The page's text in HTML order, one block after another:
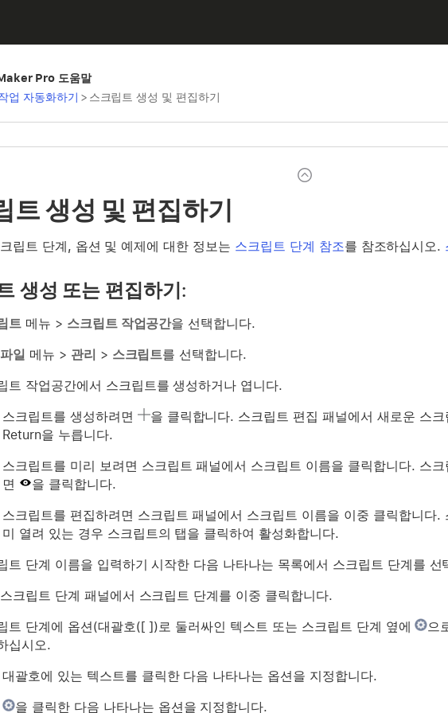
Pro 도움말
업 자동화하기 > 스크립트 생성 및 편집하기
트 생성 및 편집하기
립트 단계, 옵션 및 예제에 대한 정보는 스크립트 단계 참조를 참조하십시오.
생성 또는 편집하기:
트메뉴 > 스크립트 작업공간을 선택합니다.
파일 메뉴 > 관리 > 스크립트를 선택합니다.
트 작업공간에서 스크립트를 생성하거나 엽니다.
스크립트를 생성하려면
을 클릭합니다. 스크립트 편집 패널에서 새로운 스
Return을 누릅니다.
스크립트를 미리 보려면 스크립트 패널에서 스크립트 이름을 클릭합니다. 스
면
을 클릭합니다.
스크립트를 편집하려면 스크립트 패널에서 스크립트 이름을 이중 클릭합니다.
미 열려 있는 경우 스크립트의 탭을 클릭하여 활성화합니다.
트 단계 이름을 입력하기 시작한 다음 나타나는 목록에서 스크립트 단계를 선
크립트 단계 패널에서 스크립트 단계를 이중 클릭합니다.
트 단계에 옵션(대괄호([ ])로 둘러싸인 텍스트 또는 스크립트 단계 옆에
으
십시오.
대괄호에 있는 텍스트를 클릭한 다음 나타나는 옵션을 지정합니다.
을 클릭한 다음 나타나는 옵션을 지정합니다.